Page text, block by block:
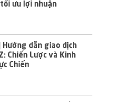
ưu lợi nhuận
Hướng dẫn giao dịch
Chiến Lược và Kinh
Chiến